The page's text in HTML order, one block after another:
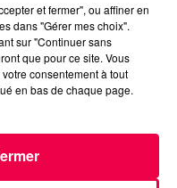
et fermer", ou affiner en
dans "Gérer mes choix".
sur "Continuer sans
que pour ce site. Vous
consentement à tout
en bas de chaque page.